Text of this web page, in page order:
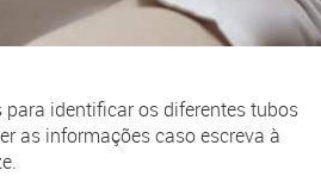
identificar os diferentes tubos
as informações caso escreva à